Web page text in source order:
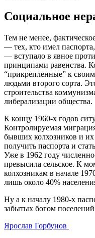
Социальное
Тем не менее,
— тех, кто имел
— вступало в явное
принципами равенства.
“прикрепленные” к
людьми второго сорта.
строительства
либерализации общества.
К концу 1960-х годов
Контролируемая
бывших колхозников и их
получить паспорта и
Уже в 1962 году
превысила сельское. К
колхозникам в начале
лишь около 40%
Ну а к началу 1980-х
забытых богом
Ярослав Горбунов